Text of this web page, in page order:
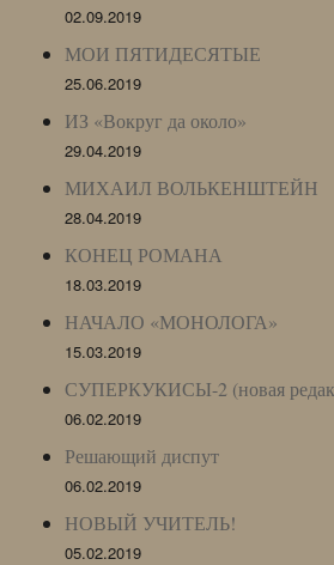
02.09.2019
МОИ ПЯТИДЕСЯТЫЕ
25.06.2019
ИЗ «Вокруг да около»
29.04.2019
МИХАИЛ ВОЛЬКЕНШТЕЙН
28.04.2019
КОНЕЦ РОМАНА
18.03.2019
НАЧАЛО «МОНОЛОГА»
15.03.2019
СУПЕРКУКИСЫ-2 (новая
06.02.2019
Решающий диспут
06.02.2019
НОВЫЙ УЧИТЕЛЬ!
05.02.2019